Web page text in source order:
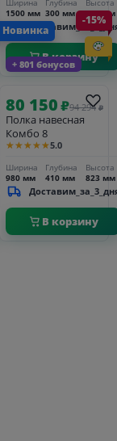
1500 мм 300 мм
260 мм
В корзину
+ 801 бонусов
Новинка
-15%
80 150₽94 294 ₽
Полка навесная
Комбо 8
★★★★★5.0
Ширина
980 мм
Глубина
410 мм
Высота
823 мм
В корзину